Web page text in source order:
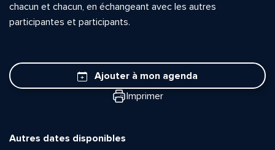
chacun et chacun, en échangeant avec les autres
participantes et participants.
Ajouter à mon agenda
Imprimer
Autres dates disponibles